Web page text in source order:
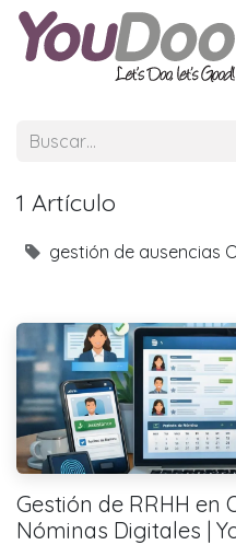
1 Artículo
gestión de ausencias
Gestión de RRHH en
Nóminas Digitales |